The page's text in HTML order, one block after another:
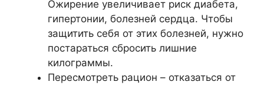
Ожирение увеличивает риск диабета,
гипертонии, болезней сердца. Чтобы
защитить себя от этих болезней, нужно
постараться сбросить лишние
килограммы.
Пересмотреть рацион – отказаться от